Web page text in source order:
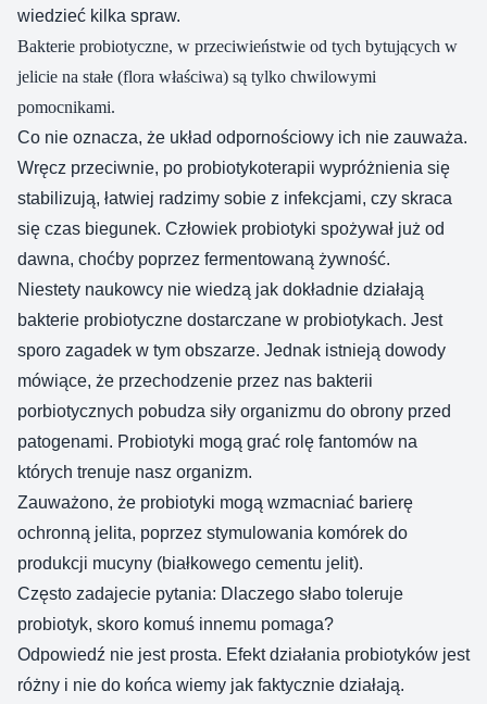
wiedzieć kilka spraw.
Bakterie probiotyczne, w przeciwieństwie od tych bytujących w
jelicie na stałe (flora właściwa) są tylko chwilowymi
pomocnikami.
Co nie oznacza, że układ odpornościowy ich nie zauważa.
Wręcz przeciwnie, po probiotykoterapii wypróżnienia się
stabilizują, łatwiej radzimy sobie z infekcjami, czy skraca
się czas biegunek. Człowiek probiotyki spożywał już od
dawna, choćby poprzez fermentowaną żywność.
Niestety naukowcy nie wiedzą jak dokładnie działają
bakterie probiotyczne dostarczane w probiotykach. Jest
sporo zagadek w tym obszarze. Jednak istnieją dowody
mówiące, że przechodzenie przez nas bakterii
porbiotycznych pobudza siły organizmu do obrony przed
patogenami. Probiotyki mogą grać rolę fantomów na
których trenuje nasz organizm.
Zauważono, że probiotyki mogą wzmacniać barierę
ochronną jelita, poprzez stymulowania komórek do
produkcji mucyny (białkowego cementu jelit).
Często zadajecie pytania: Dlaczego słabo toleruje
probiotyk, skoro komuś innemu pomaga?
Odpowiedź nie jest prosta. Efekt działania probiotyków jest
różny i nie do końca wiemy jak faktycznie działają.